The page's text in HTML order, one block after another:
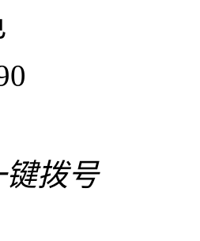
拨号